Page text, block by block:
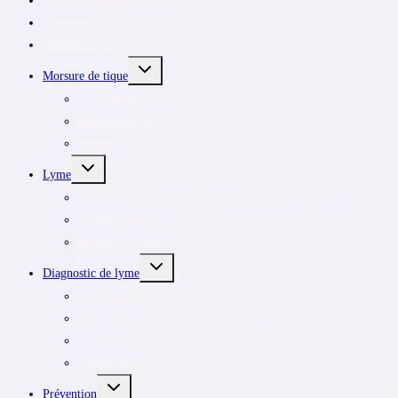
Morsure de tique
OUVRIR/FERMER
LE
Lyme
OUVRIR/FERMER
LE
Diagnostic de lyme
OUVRIR/FERMER
LE
Prévention
OUVRIR/FERMER